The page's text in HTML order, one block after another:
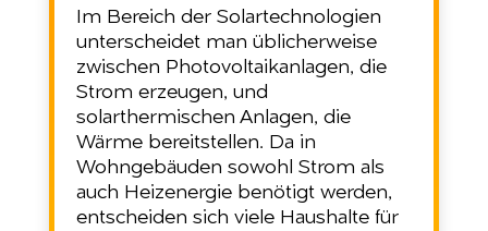
Im Bereich der Solartechnologien
unterscheidet man üblicherweise
zwischen Photovoltaikanlagen, die
Strom erzeugen, und
solarthermischen Anlagen, die
Wärme bereitstellen. Da in
Wohngebäuden sowohl Strom als
auch Heizenergie benötigt werden,
entscheiden sich viele Haushalte für